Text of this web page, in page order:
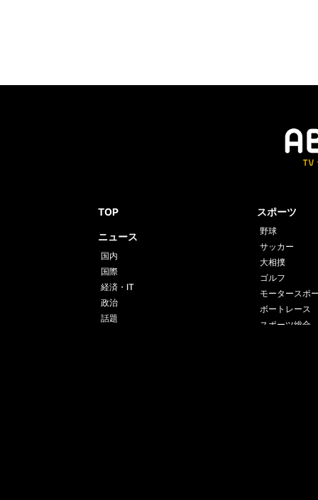
TOP
ニュース
国内
国際
経済・IT
政治
話題
スポーツ
野球
サッカー
大相撲
ゴルフ
モータースポ
ボートレース
スポーツ総合